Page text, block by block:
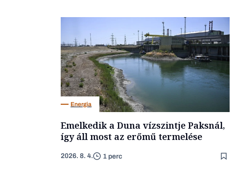
Energia
Emelkedik a Duna vízszintje Paksnál,
így áll most az erőmű termelése
2026. 8. 4. 1 perc